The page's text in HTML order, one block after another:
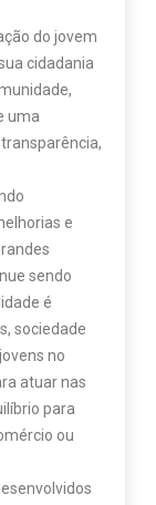
do jovem
cidadania
uma
e
sendo
é
sociedade
no
atuar nas
para
ou